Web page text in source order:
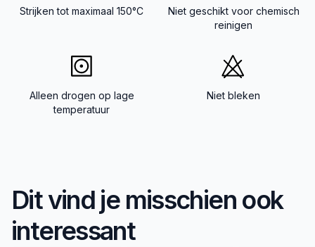
Strijken tot maximaal 150°C
Niet geschikt voor chemisch
reinigen
Alleen drogen op lage
temperatuur
Niet bleken
Dit vind je misschien ook
interessant